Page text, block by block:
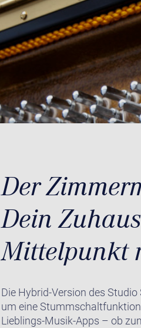
Der
Dein
Mittelpunkt
Die Hybrid-Version des
um eine
Lieblings-Musik-Apps – ob